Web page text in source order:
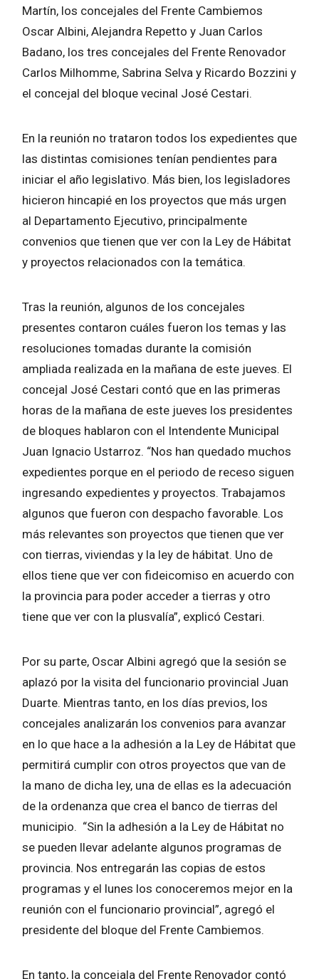
Martín, los concejales del Frente Cambiemos
Oscar Albini, Alejandra Repetto y Juan Carlos
Badano, los tres concejales del Frente Renovador
Carlos Milhomme, Sabrina Selva y Ricardo Bozzini y
el concejal del bloque vecinal José Cestari.
En la reunión no trataron todos los expedientes que
las distintas comisiones tenían pendientes para
iniciar el año legislativo. Más bien, los legisladores
hicieron hincapié en los proyectos que más urgen
al Departamento Ejecutivo, principalmente
convenios que tienen que ver con la Ley de Hábitat
y proyectos relacionados con la temática.
Tras la reunión, algunos de los concejales
presentes contaron cuáles fueron los temas y las
resoluciones tomadas durante la comisión
ampliada realizada en la mañana de este jueves. El
concejal José Cestari contó que en las primeras
horas de la mañana de este jueves los presidentes
de bloques hablaron con el Intendente Municipal
Juan Ignacio Ustarroz. “Nos han quedado muchos
expedientes porque en el periodo de receso siguen
ingresando expedientes y proyectos. Trabajamos
algunos que fueron con despacho favorable. Los
más relevantes son proyectos que tienen que ver
con tierras, viviendas y la ley de hábitat. Uno de
ellos tiene que ver con fideicomiso en acuerdo con
la provincia para poder acceder a tierras y otro
tiene que ver con la plusvalía”, explicó Cestari.
Por su parte, Oscar Albini agregó que la sesión se
aplazó por la visita del funcionario provincial Juan
Duarte. Mientras tanto, en los días previos, los
concejales analizarán los convenios para avanzar
en lo que hace a la adhesión a la Ley de Hábitat que
permitirá cumplir con otros proyectos que van de
la mano de dicha ley, una de ellas es la adecuación
de la ordenanza que crea el banco de tierras del
municipio. “Sin la adhesión a la Ley de Hábitat no
se pueden llevar adelante algunos programas de
provincia. Nos entregarán las copias de estos
programas y el lunes los conoceremos mejor en la
reunión con el funcionario provincial”, agregó el
presidente del bloque del Frente Cambiemos.
En tanto, la concejala del Frente Renovador contó